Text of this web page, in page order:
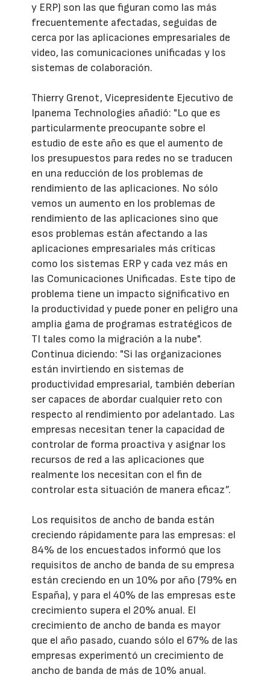
y ERP) son las que figuran como las más
frecuentemente afectadas, seguidas de
cerca por las aplicaciones empresariales de
video, las comunicaciones unificadas y los
sistemas de colaboración.
Thierry Grenot, Vicepresidente Ejecutivo de
Ipanema Technologies añadió: "Lo que es
particularmente preocupante sobre el
estudio de este año es que el aumento de
los presupuestos para redes no se traducen
en una reducción de los problemas de
rendimiento de las aplicaciones. No sólo
vemos un aumento en los problemas de
rendimiento de las aplicaciones sino que
esos problemas están afectando a las
aplicaciones empresariales más críticas
como los sistemas ERP y cada vez más en
las Comunicaciones Unificadas. Este tipo de
problema tiene un impacto significativo en
la productividad y puede poner en peligro una
amplia gama de programas estratégicos de
TI tales como la migración a la nube".
Continua diciendo: "Si las organizaciones
están invirtiendo en sistemas de
productividad empresarial, también deberían
ser capaces de abordar cualquier reto con
respecto al rendimiento por adelantado. Las
empresas necesitan tener la capacidad de
controlar de forma proactiva y asignar los
recursos de red a las aplicaciones que
realmente los necesitan con el fin de
controlar esta situación de manera eficaz”.
Los requisitos de ancho de banda están
creciendo rápidamente para las empresas: el
84% de los encuestados informó que los
requisitos de ancho de banda de su empresa
están creciendo en un 10% por año (79% en
España), y para el 40% de las empresas este
crecimiento supera el 20% anual. El
crecimiento de ancho de banda es mayor
que el año pasado, cuando sólo el 67% de las
empresas experimentó un crecimiento de
ancho de banda de más de 10% anual.